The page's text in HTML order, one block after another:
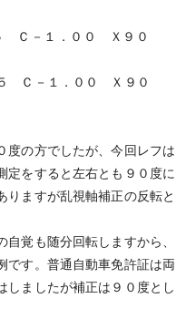
５ Ｃ－１．００ Ｘ９０
１．００ Ｘ９０
度の方でしたが、今回レフは
定をすると左右とも９０度に
りますが乱視軸補正の反転と
覚も随分回転しますから、
です。普通自動車免許証は両
しましたが補正は９０度とし